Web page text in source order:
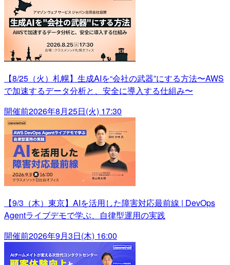
【8/25（火）札幌】生成AIを“会社の武器”にする方法〜AWS
で加速するデータ分析と、安全に導入する仕組み〜
開催前2026年8月25日(火) 17:30
【9/3（木）東京】AIを活用した障害対応最前線 | DevOps
Agentライブデモで学ぶ、自律型運用の実践
開催前2026年9月3日(木) 16:00